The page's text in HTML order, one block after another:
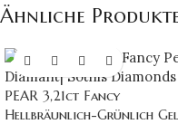
Ähnliche
PEAR 3,21ct Fancy
Hellbräunlich-Grünlich